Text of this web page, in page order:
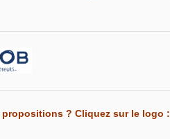
? Cliquez sur le logo :